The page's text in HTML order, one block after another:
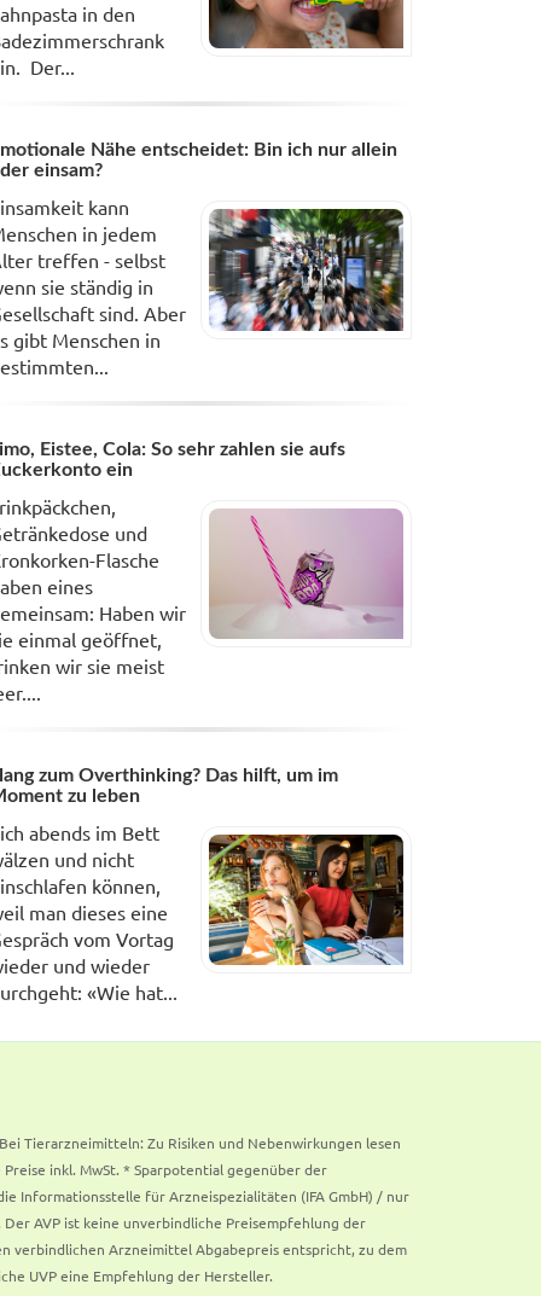
in den
Der...
Nähe entscheidet: Bin ich nur allein
einsam?
kann
in jedem
treffen - selbst
sie ständig in
sind. Aber
gibt Menschen in
Eistee, Cola: So sehr zahlen sie aufs
ein
und
Flasche
eines
Haben wir
einmal geöffnet,
wir sie meist
zum Overthinking? Das hilft, um im
zu leben
abends im Bett
und nicht
können,
man dieses eine
vom Vortag
und wieder
«Wie hat...
Tierarzneimitteln: Zu Risiken und Nebenwirkungen lesen
inkl. MwSt. * Sparpotential gegenüber der
Informationsstelle für Arzneispezialitäten (IFA GmbH) / nur
AVP ist keine unverbindliche Preisempfehlung der
verbindlichen Arzneimittel Abgabepreis entspricht, zu dem
UVP eine Empfehlung der Hersteller.